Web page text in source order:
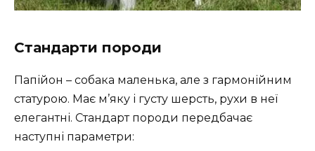
Стандарти породи
Папійон – собака маленька, але з гармонійним
статурою. Має м’яку і густу шерсть, рухи в неї
елегантні. Стандарт породи передбачає
наступні параметри: